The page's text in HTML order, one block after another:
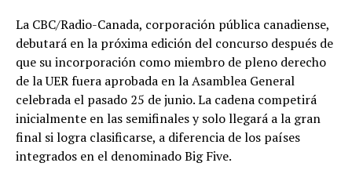
La CBC/Radio-Canada, corporación pública canadiense,
debutará en la próxima edición del concurso después de
que su incorporación como miembro de pleno derecho
de la UER fuera aprobada en la Asamblea General
celebrada el pasado 25 de junio. La cadena competirá
inicialmente en las semifinales y solo llegará a la gran
final si logra clasificarse, a diferencia de los países
integrados en el denominado Big Five.